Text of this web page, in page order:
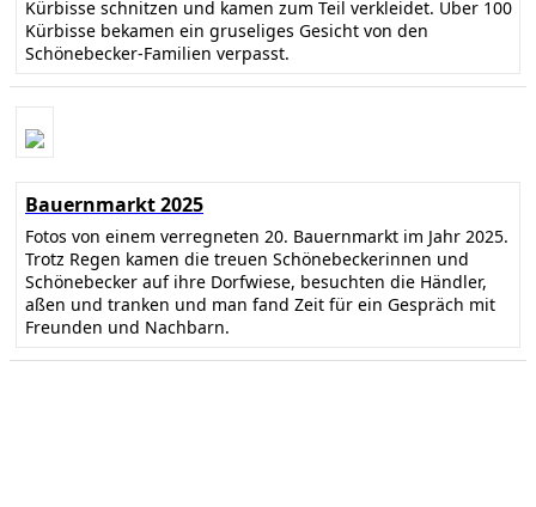
Kürbisse schnitzen und kamen zum Teil verkleidet. Über 100
Kürbisse bekamen ein gruseliges Gesicht von den
Schönebecker-Familien verpasst.
Bauernmarkt 2025
Fotos von einem verregneten 20. Bauernmarkt im Jahr 2025.
Trotz Regen kamen die treuen Schönebeckerinnen und
Schönebecker auf ihre Dorfwiese, besuchten die Händler,
aßen und tranken und man fand Zeit für ein Gespräch mit
Freunden und Nachbarn.